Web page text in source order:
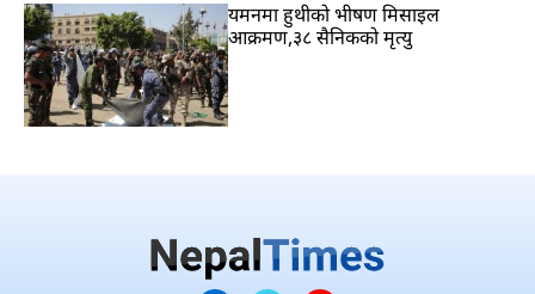
यमनमा हुथीको भीषण मिसाइल
आक्रमण,३८ सैनिकको मृत्यु